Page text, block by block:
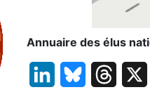
Annuaire des élus
LinkedInBluesky